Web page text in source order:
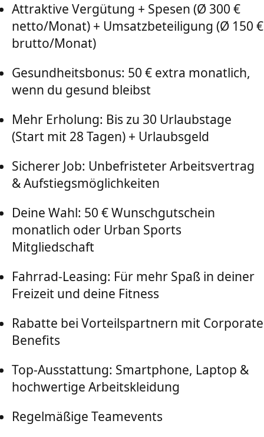
Attraktive Vergütung + Spesen (Ø 300 €
netto/Monat) + Umsatzbeteiligung (Ø 150 €
brutto/Monat)
Gesundheitsbonus: 50 € extra monatlich,
wenn du gesund bleibst
Mehr Erholung: Bis zu 30 Urlaubstage
(Start mit 28 Tagen) + Urlaubsgeld
Sicherer Job: Unbefristeter Arbeitsvertrag
& Aufstiegsmöglichkeiten
Deine Wahl: 50 € Wunschgutschein
monatlich oder Urban Sports
Mitgliedschaft
Fahrrad-Leasing: Für mehr Spaß in deiner
Freizeit und deine Fitness
Rabatte bei Vorteilspartnern mit Corporate
Benefits
Top-Ausstattung: Smartphone, Laptop &
hochwertige Arbeitskleidung
Regelmäßige Teamevents